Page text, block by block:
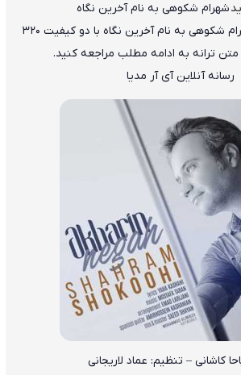
شهرام شکوهی به نام آخرین نگاه
برای دانلود آهنگ شهرام شکوهی به نام آخرین نگاه با دو کیفیت ۳۲۰
رسانه آنلاین آی آر مدیا
کاشانی – تنظیم: عماد لاریجانی